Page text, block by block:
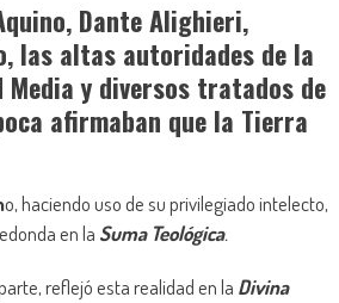
Dante Alighieri,
las altas autoridades de la
Media y diversos tratados de
afirmaban que la Tierra
o, haciendo uso de su privilegiado intelecto,
en la Suma Teológica.
reflejó esta realidad en la Divina